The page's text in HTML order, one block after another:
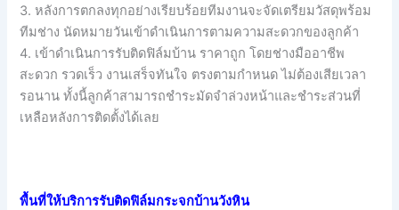
3. หลังการตกลงทุกอย่างเรียบร้อยทีมงานจะจัดเตรียมวัสดุพร้อม
ทีมช่าง นัดหมายวันเข้าดำเนินการตามความสะดวกของลูกค้า
4. เข้าดำเนินการรับติดฟิล์มบ้าน ราคาถูก โดยช่างมืออาชีพ
สะดวก รวดเร็ว งานเสร็จทันใจ ตรงตามกำหนด ไม่ต้องเสียเวลา
รอนาน ทั้งนี้ลูกค้าสามารถชำระมัดจำล่วงหน้าและชำระส่วนที่
เหลือหลังการติดตั้งได้เลย
พื้นที่ให้บริการรับติดฟิล์มกระจกบ้านวังหิน